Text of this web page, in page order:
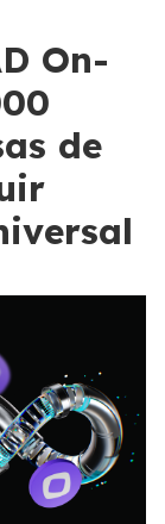
On-
de